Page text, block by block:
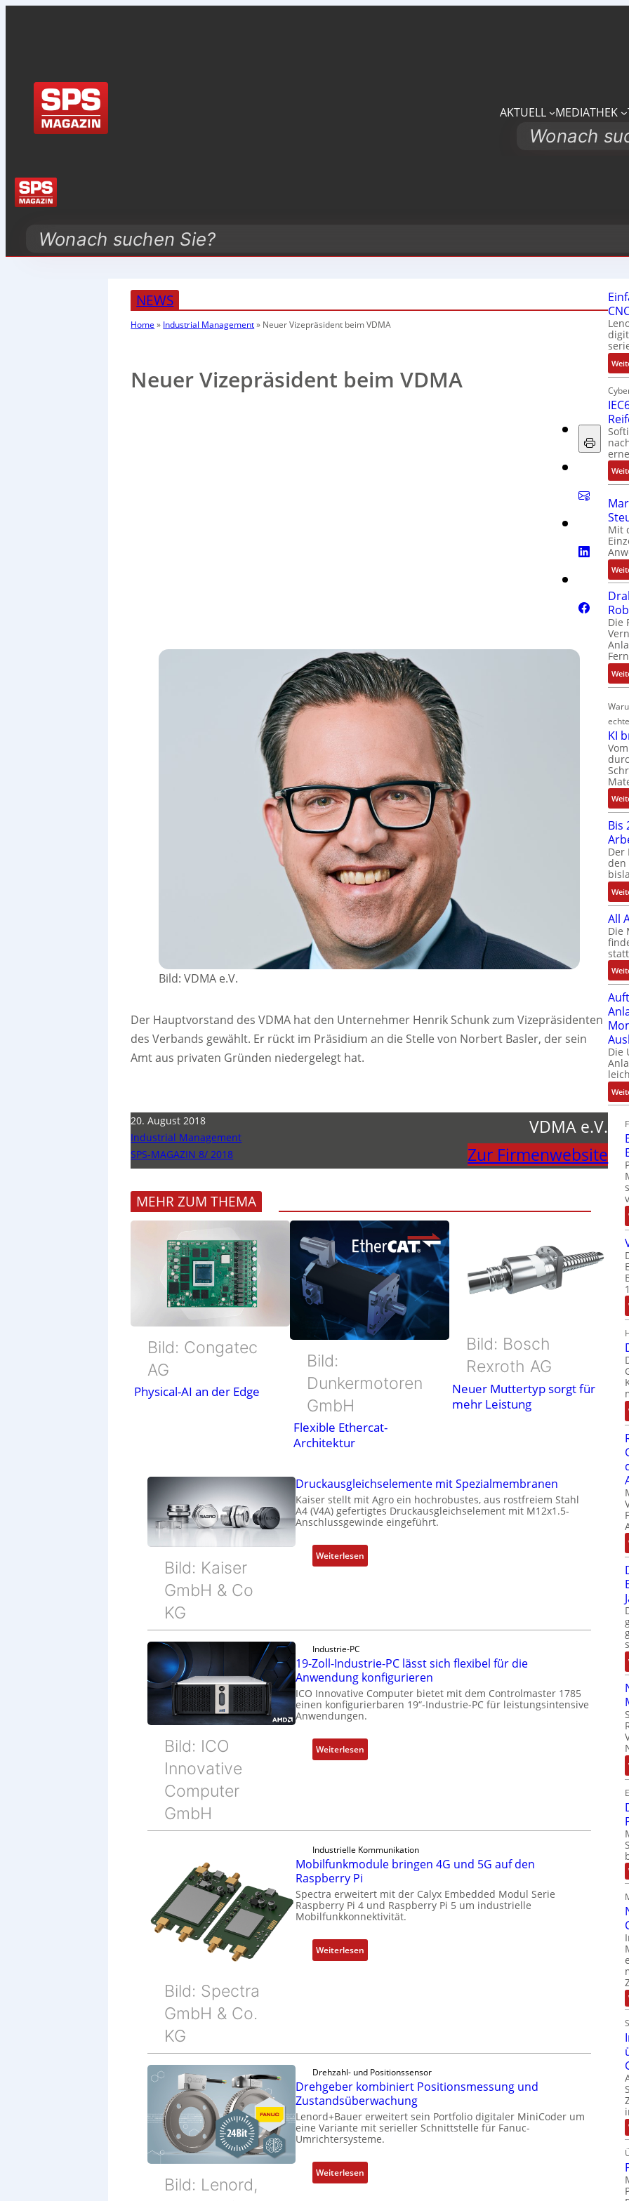
AKTUELL MEDIATHEK
Search
Search
NEWS
Home » Industrial Management» Neuer Vizepräsident beim VDMA
Neuer Vizepräsident beim VDMA
Bild: VDMA e.V.
Der Hauptvorstand des VDMA hat den Unternehmer Henrik Schunk zum Vizepräsidenten
des Verbands gewählt. Er rückt im Präsidium an die Stelle von Norbert Basler, der sein
Amt aus privaten Gründen niedergelegt hat.
20. August 2018
Industrial Management
SPS-MAGAZIN 8/ 2018
VDMA e.V.
Zur Firmenwebsite
MEHR ZUM THEMA
Bild: Congatec
AG
Physical-AI an der Edge
Bild:
Dunkermotoren
GmbH
Flexible Ethercat-
Architektur
Bild: Bosch
Rexroth AG
Neuer Muttertyp sorgt für
mehr Leistung
Bild: Kaiser
GmbH & Co
KG
Druckausgleichselemente mit Spezialmembranen
Kaiser stellt mit Agro ein hochrobustes, aus rostfreiem Stahl
A4 (V4A) gefertigtes Druckausgleichselement mit M12x1.5-
Anschlussgewinde eingeführt.
Weiterlesen:
D
k
u
s
l
e
c
h
m
e
n
e
m
i
t
S
m
e
m
b
r
a
n
e
n
Bild: ICO
Innovative
Computer
GmbH
Industrie-PC
19-Zoll-Industrie-PC lässt sich flexibel für die
Anwendung konfigurieren
ICO Innovative Computer bietet mit dem Controlmaster 1785
einen konfigurierbaren 19“-Industrie-PC für leistungsintensive
Anwendungen.
Weiterlesen:
1
l
-
n
d
s
t
ä
s
s
t
s
i
c
h
Bild: Spectra
GmbH & Co.
KG
Industrielle Kommunikation
Mobilfunkmodule bringen 4G und 5G auf den
Raspberry Pi
Spectra erweitert mit der Calyx Embedded Modul Serie
Raspberry Pi 4 und Raspberry Pi 5 um industrielle
Mobilfunkkonnektivität.
Weiterlesen:
M
u
n
k
m
d
u
e
b
Bild: Lenord,
Drehzahl- und Positionssensor
Drehgeber kombiniert Positionsmessung und
Zustandsüberwachung
Lenord+Bauer erweitert sein Portfolio digitaler MiniCoder um
eine Variante mit serieller Schnittstelle für Fanuc-
Umrichtersysteme.
Weiterlesen:
D
Mit
Die
KI
Bis
Der
den
All
Die
Die